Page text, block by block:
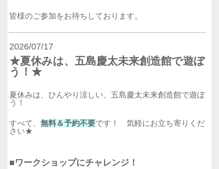
皆様のご参加をお待ちしております。
2026/07/17
★夏休みは、五島慶太未来創造館で遊ぼ
う！★
夏休みは、ひんやり涼しい、五島慶太未来創造館で遊ぼ
う！
すべて、無料＆予約不要です！ 気軽にお立ち寄りくだ
さい★
■ワークショップにチャレンジ！